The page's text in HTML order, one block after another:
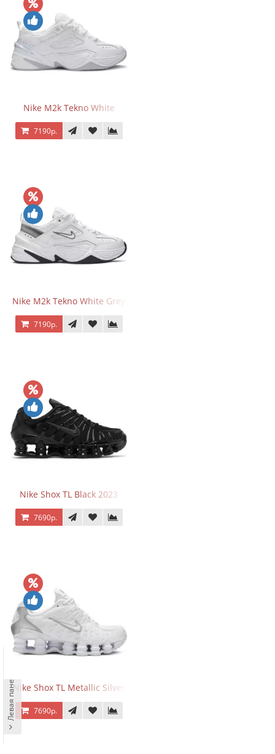
Nike M2k Tekno White
7190р.
Nike M2k Tekno White Grey
7190р.
Nike Shox TL Black 2023
7690р.
Nike Shox TL Metallic Silver
7690р.
Левая панель